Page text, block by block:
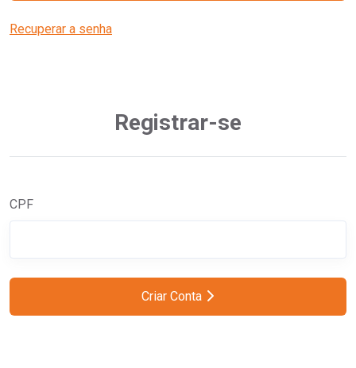
Recuperar a senha
Registrar-se
CPF
Criar Conta